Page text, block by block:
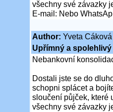
všechny své závazky
E-mail: Nebo
Author: Yveta Cáková
Upřímný a
Nebankovní
Dostali jste se do
schopni splácet a
sloučení půjček, které
všechny své závazky